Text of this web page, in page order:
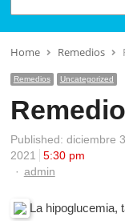
Home Remedios
Remedios Uncategorized
Published: diciembre
2021
5:30 pm
Author
admin
La hipoglucemia,